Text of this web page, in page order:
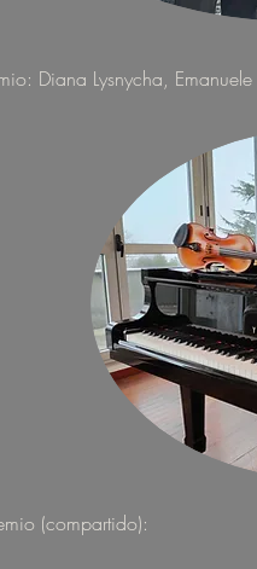
Diana Lysnycha,
(compartido):